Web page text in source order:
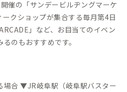
催の「サンデービルヂングマーケ
クショップが集合する毎月第4日
」など、お目当てのイベン
のもおすすめです。
場合 ▼JR岐阜駅（岐阜駅バスター